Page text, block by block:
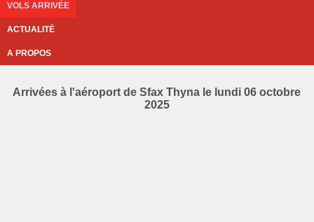
VOLS ARRIVÉE
ACTUALITÉ
A PROPOS
Arrivées à l'aéroport de Sfax Thyna le lundi 06 octobre
2025